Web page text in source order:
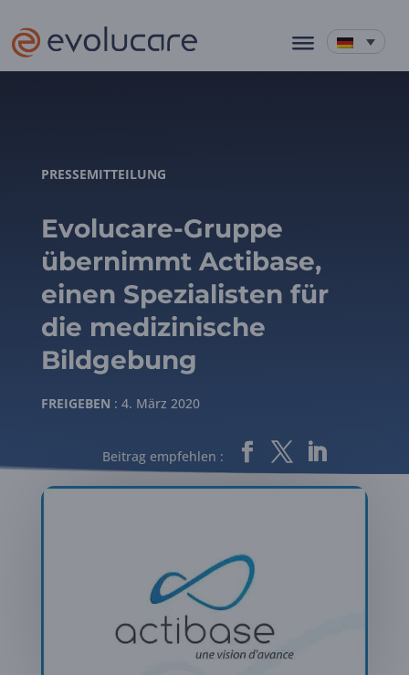
PRESSEMITTEILUNG
Evolucare-Gruppe
übernimmt Actibase,
einen Spezialisten für
die medizinische
Bildgebung
FREIGEBEN : 4. März 2020
Beitrag empfehlen :
Wir freuen uns, Ihnen mitteilen zu dürfen, dass das